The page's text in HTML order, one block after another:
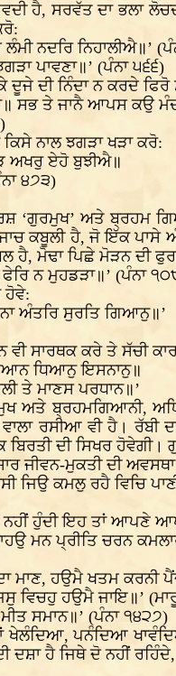
ਹੈ, ਸਰਵੱਤ ਦਾ
ਨਦਰਿ ਨਿਹਾਲੀਐ॥’
ਪਾਵਣਾ॥’ (ਪੰਨਾ ੫੬੬)
ਦੀ ਨਿੰਦਾ ਨ ਕਰਦੇ
ਸਭ ਤੇ ਜਾਨੈ ਆਪਸ ਕਉ
ਨਾਲ ਝਗੜਾ ਖੜਾ ਕਰੋ:
ਅਖਰੁ ਏਹੋ ਬੁਝੀਐ॥
੪੭੩)
‘ਗੁਰਮੁਖ’ ਅਤੇ ਬ੍ਰਹਮ
ਕਬੂਲੀ ਹੈ, ਜੋ ਇੱਕ
ਹੈ, ਮੋਢਾ ਪਿਛੇ ਮੋੜਨ ਦੀ
ਨ ਮੁਹਡੜਾ॥’ (ਪੰਨਾ
ਹੋਵੇ:
ਅੰਤਰਿ ਸੁਰਤਿ ਗਿਆਨੁ॥’
ਵੀ ਸਾਰਥਕ ਕਰੇ ਤੇ ਸੱਚੀ
ਧਿਆਨੁ ਇਸਨਾਨੁ॥
ਤੇ ਮਾਣਸ ਪਰਧਾਨ॥’
ਅਤੇ ਬ੍ਰਹਮਗਿਆਨੀ,
ਰਸੀਆ ਵੀ ਹੈ। ਰੱਬੀ
ਦੀ ਸਿਖਰ
ਜੀਵਨ-ਮੁਕਤੀ ਦੀ
ਜਿਉ ਕਮਲੁ ਰਹੈ ਵਿਚਿ
ਨਹੀਂ ਹੁੰਦੀ ਇਹ ਤਾਂ ਆਪਣੇ
ਮਨ ਪ੍ਰੀਤਿ ਚਰਨ
ਮਾਣ, ਹਉਮੈ ਖਤਮ ਕਰਨੀ
ਵਿਚਹੁ ਹਉਮੈ ਜਾਇ॥’
ਸਮਾਨ॥’ (ਪੰਨਾ ੧੪੨੭)
ਖੇਲੰਦਿਆ, ਪਨੰਦਿਆ
ਹੈ ਜਿਥੇ ਦੋ ਨਹੀਂ